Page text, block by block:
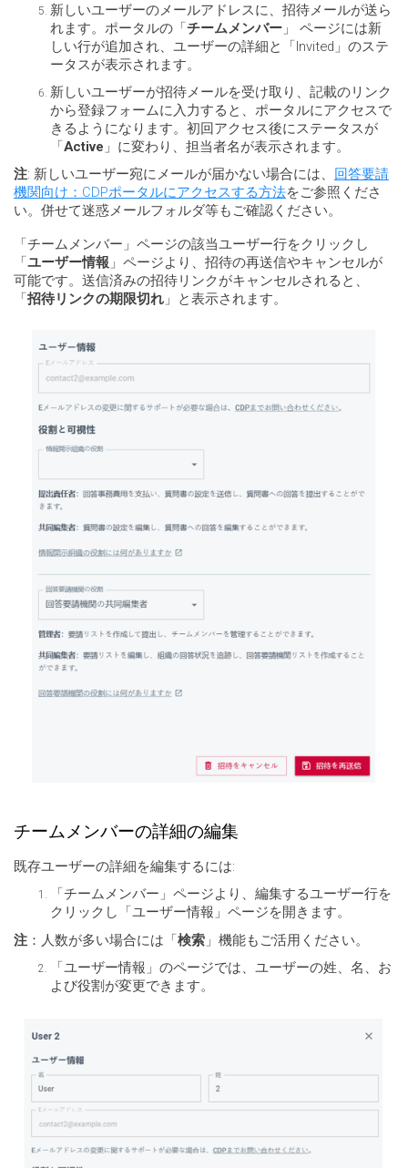
新しいユーザーのメールアドレスに、招待メールが送ら
れます。ポータルの「チームメンバー 」 ページには新
しい行が追加され、ユーザーの詳細と「Invited」のステ
ータスが表示されます。
新しいユーザーが招待メールを受け取り、記載のリンク
から登録フォームに入力すると、ポータルにアクセスで
きるようになります。初回アクセス後にステータスが
「Active 」に変わり、担当者名が表示されます。
注: 新しいユーザー宛にメールが届かない場合には、 回答要請
機関向け：CDPポータルにアクセスする方法をご参照くださ
い。併せて迷惑メールフォルダ等もご確認ください。
「チームメンバー」ページの該当ユーザー行をクリックし
「ユーザー情報 」ページより、招待の再送信やキャンセルが
可能です。送信済みの招待リンクがキャンセルされると、
「招待リンクの期限切れ 」と表示されます。
チームメンバーの詳細の編集
既存ユーザーの詳細を編集するには:
「チームメンバー」ページより、編集するユーザー行を
クリックし「ユーザー情報」ページを開きます。
注 ：人数が多い場合には「検索 」機能もご活用ください。
「ユーザー情報」のページでは、ユーザーの姓、名、お
よび役割が変更できます。